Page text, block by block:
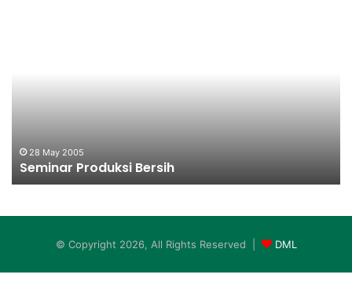
28 May 2005
Seminar Produksi Bersih
© Copyright 2026, All Rights Reserved | DML